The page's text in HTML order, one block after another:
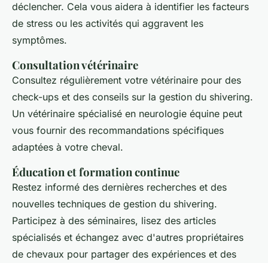
déclencher. Cela vous aidera à identifier les facteurs
de stress ou les activités qui aggravent les
symptômes.
Consultation vétérinaire
Consultez régulièrement votre vétérinaire pour des
check-ups et des conseils sur la gestion du shivering.
Un vétérinaire spécialisé en neurologie équine peut
vous fournir des recommandations spécifiques
adaptées à votre cheval.
Éducation et formation continue
Restez informé des dernières recherches et des
nouvelles techniques de gestion du shivering.
Participez à des séminaires, lisez des articles
spécialisés et échangez avec d'autres propriétaires
de chevaux pour partager des expériences et des